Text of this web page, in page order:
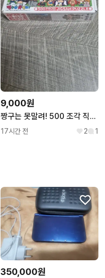
9,000원
짱구는 못말려! 500 조각 직소 퍼즐
17시간 전 2 1
350,000원